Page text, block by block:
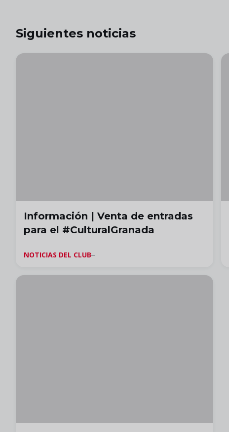
Siguientes noticias
Información | Venta de entradas
para el #CulturalGranada
NOTICIAS DEL CLUB